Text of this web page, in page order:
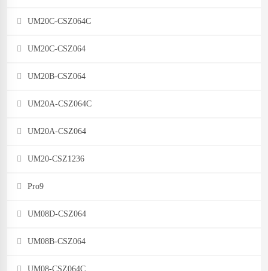
UM20C-CSZ064C
UM20C-CSZ064
UM20B-CSZ064
UM20A-CSZ064C
UM20A-CSZ064
UM20-CSZ1236
Pro9
UM08D-CSZ064
UM08B-CSZ064
UM08-CSZ064C